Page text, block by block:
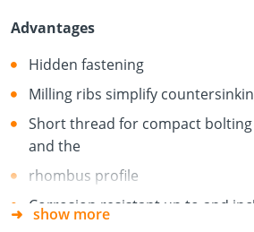
Advantages
Hidden fastening
Milling ribs simplify
Short thread for compact
and the
rhombus profile
Corrosion resistant up to and
show more